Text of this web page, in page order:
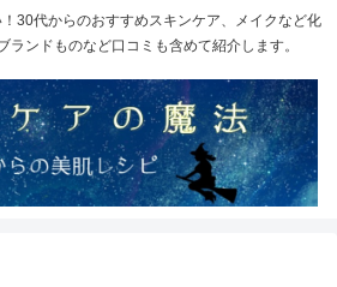
30代からのおすすめスキンケア、メイクなど化
ランドものなど口コミも含めて紹介します。